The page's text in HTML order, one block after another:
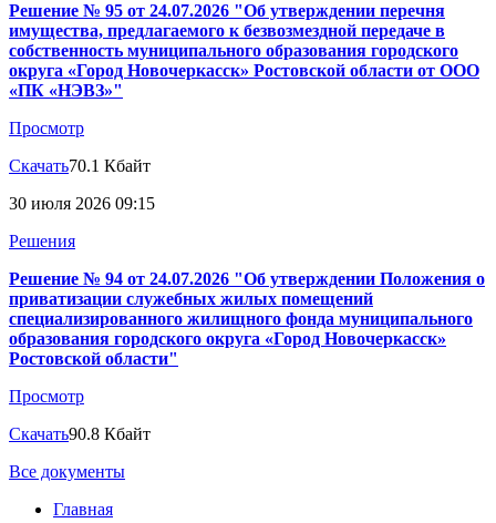
Решение № 95 от 24.07.2026 "Об утверждении перечня
имущества, предлагаемого к безвозмездной передаче в
собственность муниципального образования городского
округа «Город Новочеркасск» Ростовской области от ООО
«ПК «НЭВЗ»"
Просмотр
Скачать70.1 Кбайт
30 июля 2026 09:15
Решения
Решение № 94 от 24.07.2026 "Об утверждении Положения о
приватизации служебных жилых помещений
специализированного жилищного фонда муниципального
образования городского округа «Город Новочеркасск»
Ростовской области"
Просмотр
Скачать90.8 Кбайт
Все документы
Главная